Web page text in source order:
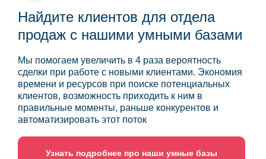
Найдите клиентов для отдела
продаж с нашими умными базами
Мы помогаем увеличить в 4 раза вероятность
сделки при работе с новыми клиентами. Экономия
времени и ресурсов при поиске потенциальных
клиентов, возможность приходить к ним в
правильные моменты, раньше конкурентов и
автоматизировать этот поток
Узнать подробнее про наши умные базы